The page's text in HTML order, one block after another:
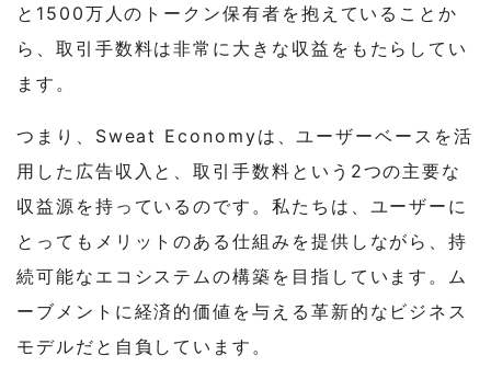
と1500万人のトークン保有者を抱えていることか
ら、取引手数料は非常に大きな収益をもたらしてい
ます。
つまり、Sweat Economyは、ユーザーベースを活
用した広告収入と、取引手数料という2つの主要な
収益源を持っているのです。私たちは、ユーザーに
とってもメリットのある仕組みを提供しながら、持
続可能なエコシステムの構築を目指しています。ム
ーブメントに経済的価値を与える革新的なビジネス
モデルだと自負しています。